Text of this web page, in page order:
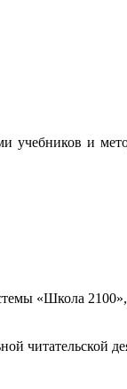
учебников и
«Школа
читательской